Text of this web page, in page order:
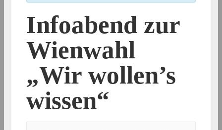
Infoabend zur
Wienwahl
„Wir wollen’s
wissen“